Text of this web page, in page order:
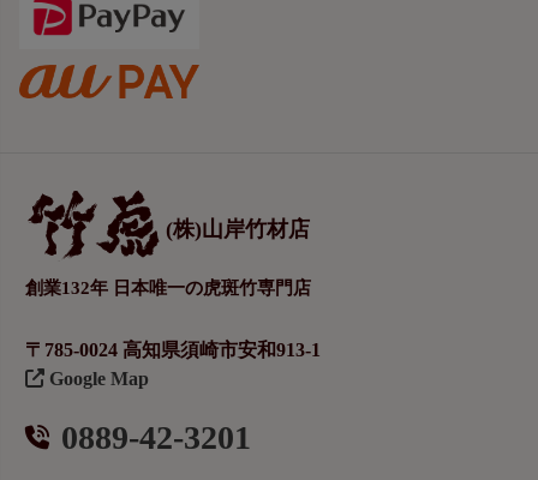
(株)山岸竹材店
創業132年 日本唯一の虎斑竹専門店
〒785-0024 高知県須崎市安和913-1
Google Map
0889-42-3201